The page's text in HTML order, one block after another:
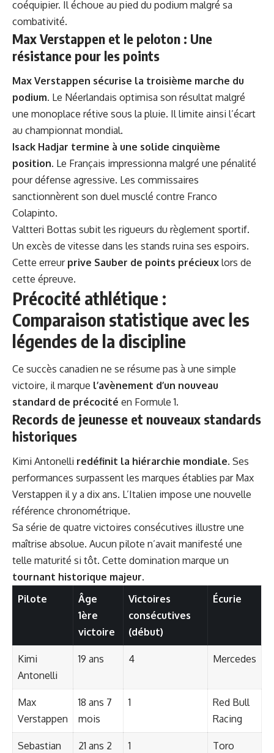
coéquipier. Il échoue au pied du podium malgré sa
combativité.
Max Verstappen et le peloton : Une
résistance pour les points
Max Verstappen sécurise la troisième marche du
podium. Le Néerlandais optimisa son résultat malgré
une monoplace rétive sous la pluie. Il limite ainsi l’écart
au championnat mondial.
Isack Hadjar termine à une solide cinquième
position. Le Français impressionna malgré une pénalité
pour défense agressive. Les commissaires
sanctionnèrent son duel musclé contre Franco
Colapinto.
Valtteri Bottas subit les rigueurs du règlement sportif.
Un excès de vitesse dans les stands ruina ses espoirs.
Cette erreur prive Sauber de points précieux lors de
cette épreuve.
Précocité athlétique :
Comparaison statistique avec les
légendes de la discipline
Ce succès canadien ne se résume pas à une simple
victoire, il marque l’avènement d’un nouveau
standard de précocité en Formule 1.
Records de jeunesse et nouveaux standards
historiques
Kimi Antonelli redéfinit la hiérarchie mondiale. Ses
performances surpassent les marques établies par Max
Verstappen il y a dix ans. L’Italien impose une nouvelle
référence chronométrique.
Sa série de quatre victoires consécutives illustre une
maîtrise absolue. Aucun pilote n’avait manifesté une
telle maturité si tôt. Cette domination marque un
tournant historique majeur.
Pilote
Âge
1ère
victoire
Victoires
consécutives
(début)
Écurie
Kimi
Antonelli
19 ans 4 Mercedes
Max
Verstappen
18 ans 7
mois
1
Red Bull
Racing
Sebastian
21 ans 2
1
Toro